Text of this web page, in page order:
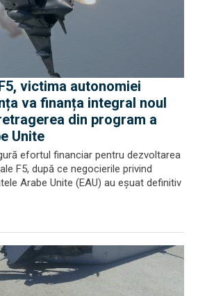
victima autonomiei
va finanța integral noul
din program a
Unite
efortul financiar pentru dezvoltarea
F5, după ce negocierile privind
Arabe Unite (EAU) au eșuat definitiv